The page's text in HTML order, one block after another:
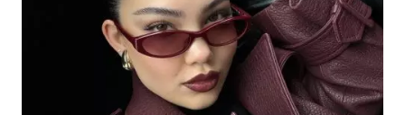
VALEM
O
INVESTIMENTO